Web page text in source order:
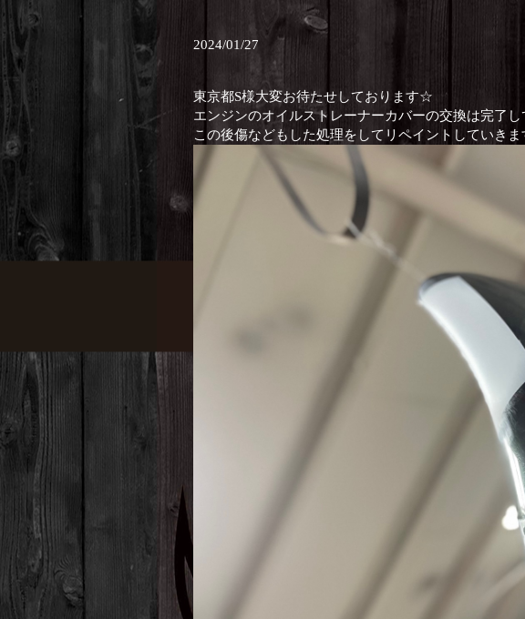
2024/01/27
東京都S様大変お待たせしております☆
エンジンのオイルストレーナーカバーの交換は完了
この後傷などもした処理をしてリペイントしていき